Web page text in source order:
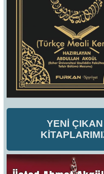
YENİ ÇIKAN